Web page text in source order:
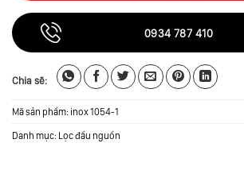
0934 787 410
Chia sẽ:
Mã sản phẩm: inox 1054-1
Danh mục: Lọc đầu nguồn